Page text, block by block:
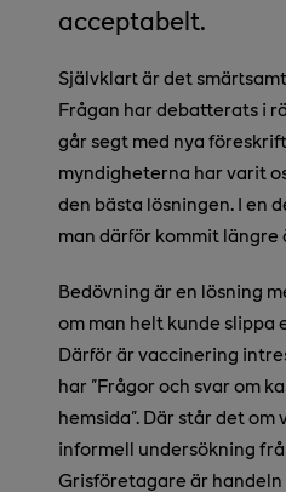
acceptabelt.
Självklart är det
Frågan har debatterats i
går segt med nya
myndigheterna har varit
den bästa lösningen. I en
man därför kommit längre
Bedövning är en lösning
om man helt kunde
Därför är vaccinering
har "Frågor och svar om
hemsida". Där står det om
informell undersökning
Grisföretagare är